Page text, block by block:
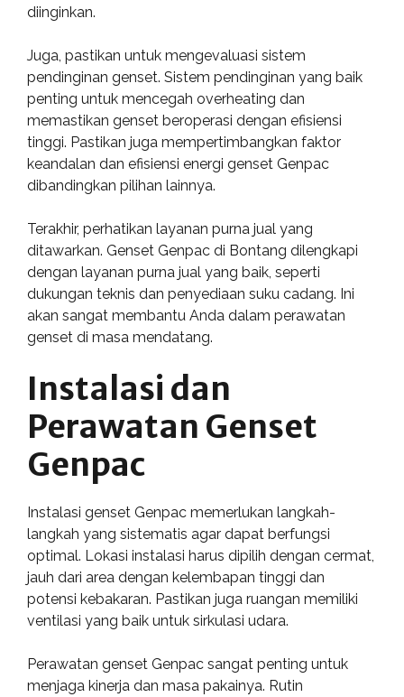
diinginkan.
Juga, pastikan untuk mengevaluasi sistem
pendinginan genset. Sistem pendinginan yang baik
penting untuk mencegah overheating dan
memastikan genset beroperasi dengan efisiensi
tinggi. Pastikan juga mempertimbangkan faktor
keandalan dan efisiensi energi genset Genpac
dibandingkan pilihan lainnya.
Terakhir, perhatikan layanan purna jual yang
ditawarkan. Genset Genpac di Bontang dilengkapi
dengan layanan purna jual yang baik, seperti
dukungan teknis dan penyediaan suku cadang. Ini
akan sangat membantu Anda dalam perawatan
genset di masa mendatang.
Instalasi dan
Perawatan Genset
Genpac
Instalasi genset Genpac memerlukan langkah-
langkah yang sistematis agar dapat berfungsi
optimal. Lokasi instalasi harus dipilih dengan cermat,
jauh dari area dengan kelembapan tinggi dan
potensi kebakaran. Pastikan juga ruangan memiliki
ventilasi yang baik untuk sirkulasi udara.
Perawatan genset Genpac sangat penting untuk
menjaga kinerja dan masa pakainya. Rutin